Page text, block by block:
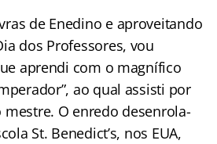
de Enedino e aproveitando
dos Professores, vou
aprendi com o magnífico
ao qual assisti por
O enredo desenrola-
St. Benedict’s, nos EUA,